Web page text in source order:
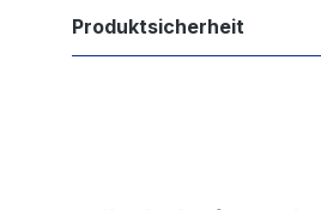
Produktsicherheit